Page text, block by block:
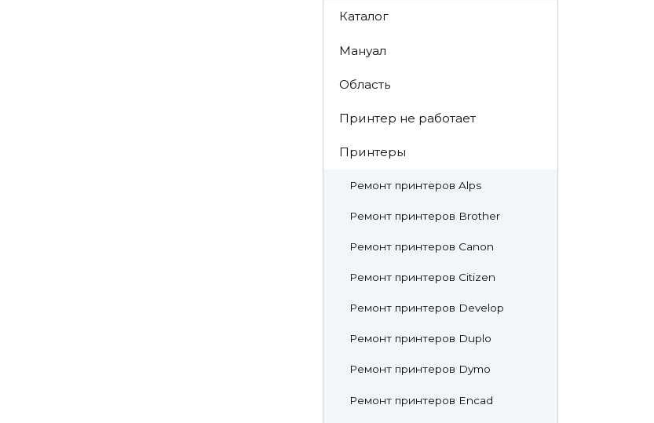
Каталог
Мануал
Область
Принтер не работает
Принтеры
Ремонт принтеров Alps
Ремонт принтеров Brother
Ремонт принтеров Canon
Ремонт принтеров Citizen
Ремонт принтеров Develop
Ремонт принтеров Duplo
Ремонт принтеров Dymo
Ремонт принтеров Encad